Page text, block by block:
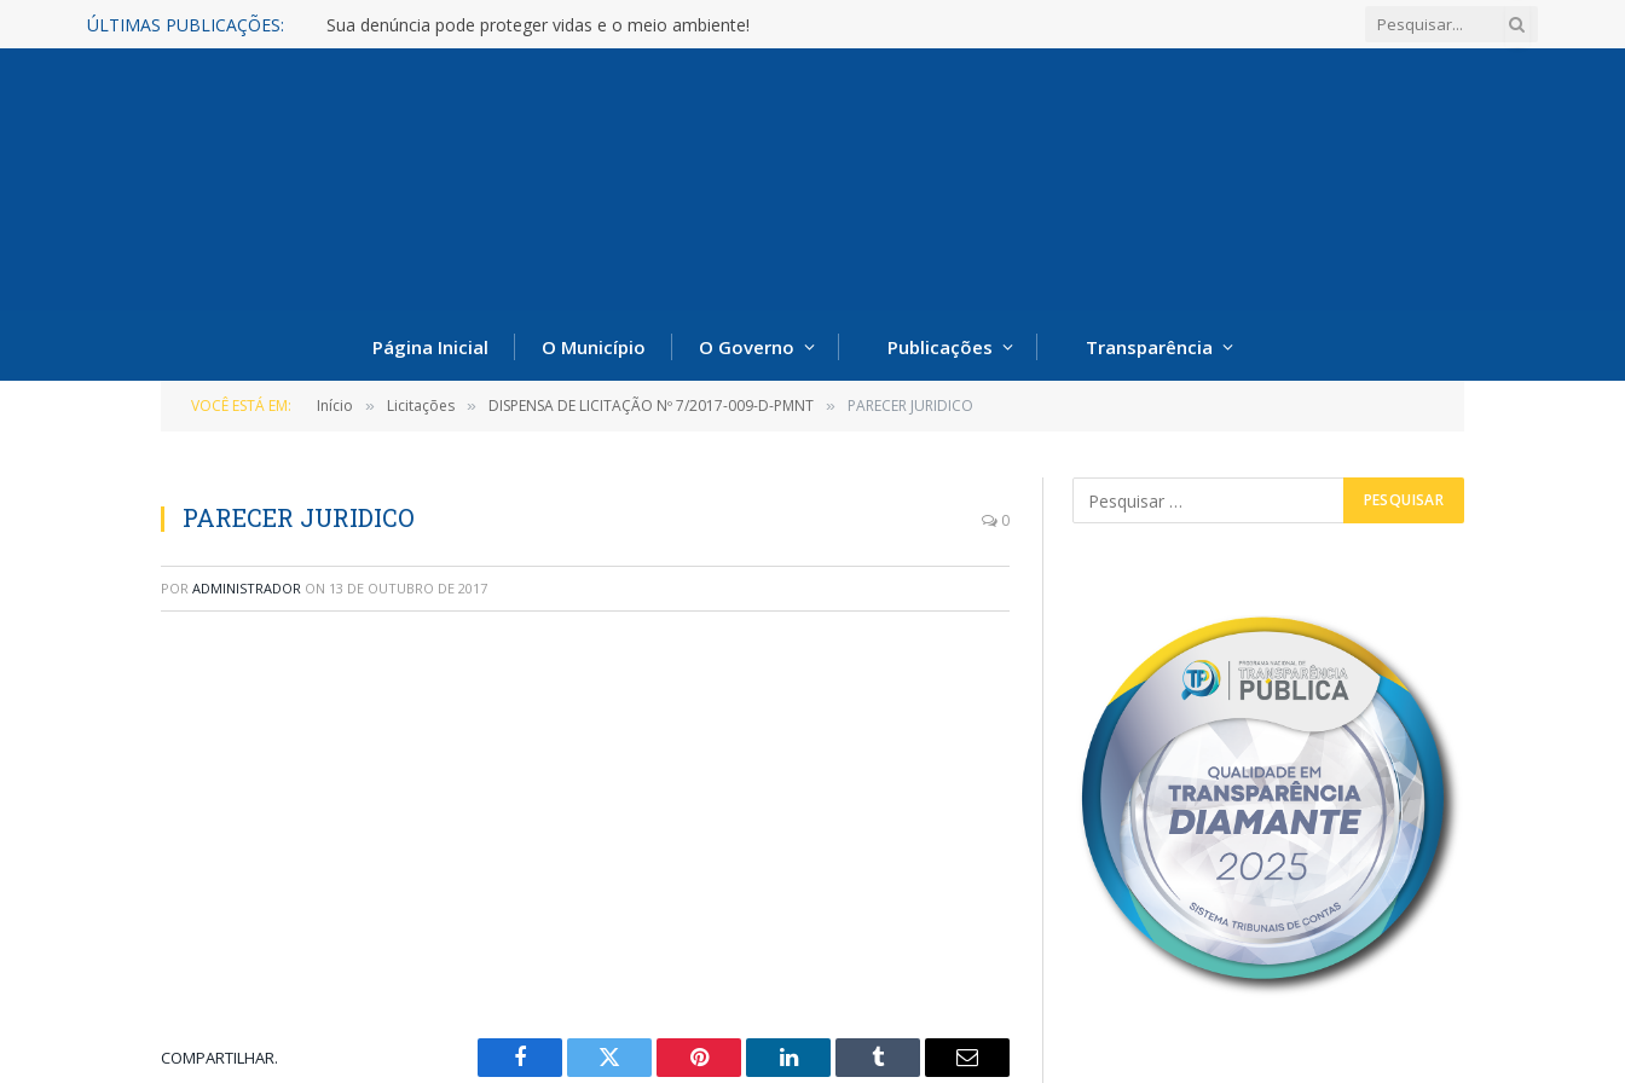
ÚLTIMAS PUBLICAÇÕES: Sua denúncia pode proteger vidas e o meio ambiente!
Página Inicial O Município O Governo Publicações Transparência
VOCÊ ESTÁ EM: Início » Licitações » DISPENSA DE LICITAÇÃO Nº 7/2017-009-D-PMNT » PARECER JURIDICO
PARECER JURIDICO 0
POR ADMINISTRADOR ON 13 DE OUTUBRO DE 2017
COMPARTILHAR.
Facebook Twitter Pinterest LinkedIn Tumblr E-